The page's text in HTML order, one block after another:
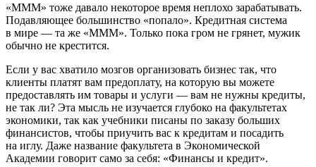
«МММ» тоже давало некоторое время неплохо зарабатывать.
Подавляющее большинство «попало». Кредитная система
в мире — та же «МММ». Только пока гром не грянет, мужик
обычно не крестится.
Если у вас хватило мозгов организовать бизнес так, что
клиенты платят вам предоплату, на которую вы можете
предоставлять им товары и услуги — вам не нужны кредиты,
не так ли? Эта мысль не изучается глубоко на факультетах
экономики, так как учебники писаны по заказу больших
финансистов, чтобы приучить вас к кредитам и посадить
на иглу. Даже название факультета в Экономической
Академии говорит само за себя: «Финансы и кредит».